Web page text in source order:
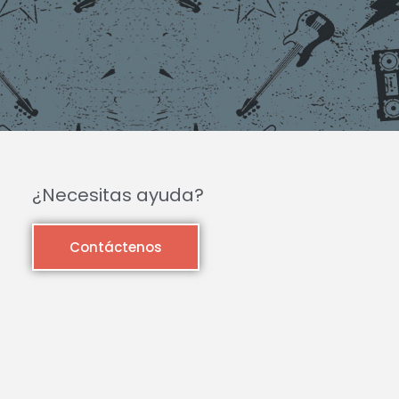
¿Necesitas ayuda?
Contáctenos